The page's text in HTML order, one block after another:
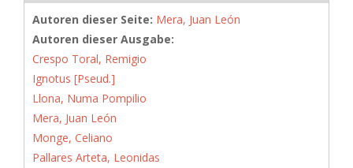
Autoren dieser Seite: Mera, Juan León
Autoren dieser Ausgabe:
Crespo Toral, Remigio
Ignotus [Pseud.]
Llona, Numa Pompilio
Mera, Juan León
Monge, Celiano
Pallares Arteta, Leonidas